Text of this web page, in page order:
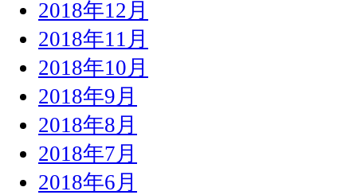
2018年12月
2018年11月
2018年10月
2018年9月
2018年8月
2018年7月
2018年6月